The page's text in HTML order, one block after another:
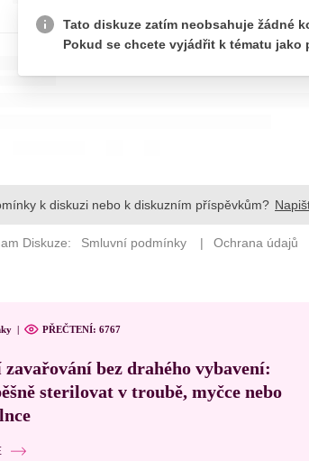
| PŘEČTENÍ: 6767
zavařování bez drahého vybavení:
sterilovat v troubě, myčce nebo